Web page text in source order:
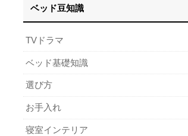
ベッド豆知識
TVドラマ
ベッド基礎知識
選び方
お手入れ
寝室インテリア